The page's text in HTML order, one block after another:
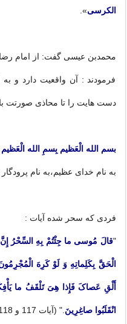
الکرسی».
محمدبن عیسی گفت: از امام رضا
فرمودند : آن واقعیت دارد و
دست هایت را تا محاذی صورتت
بسم الله الْعَظیم بِسمِ الله
به نام خدای عظیم،به نام
فردی که سحر شده آیات :
"قالَ مُوسى‏ ما جِئْتُمْ بِهِ السِّحْرُ إِنَّ
الْحَقَّ بِکَلِماتِهِ وَ لَوْ کَرِهَ
أَلْقِ عَصاکَ فَإِذا هِیَ تَلْقَفُ ما
انْقَلَبُوا صاغِرِینَ ." (آیات 117 و 118 و 119 سوره اعراف) را همیشه همراه خود داشته باشد.